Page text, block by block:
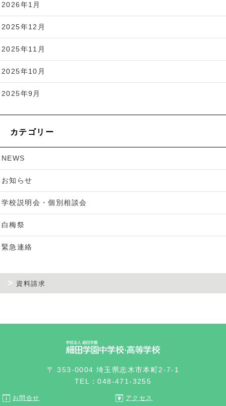
2026年1月
2025年12月
2025年11月
2025年10月
2025年9月
カテゴリー
NEWS
お知らせ
学校説明会・個別相談会
白梅祭
緊急連絡
資料請求
〒 353-0004 埼玉県志木市本町2-7-1
TEL：048-471-3255
お問合せ アクセス